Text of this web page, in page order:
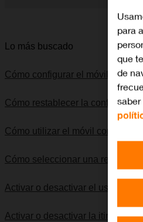
Diapositiva 1 de 5. Samsung
Lo más buscado
Cómo configurar el móvil para
Cómo restablecer la
Cómo utilizar el móvil como
Cómo seleccionar una red
Activar o desactivar el uso del
Activar o desactivar la
para
que
de